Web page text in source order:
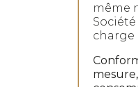
même
charge